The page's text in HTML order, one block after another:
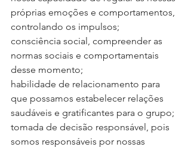
próprias emoções e comportamentos,
controlando os impulsos;
consciência social, compreender as
normas sociais e comportamentais
desse momento;
habilidade de relacionamento para
que possamos estabelecer relações
saudáveis e gratificantes para o grupo;
tomada de decisão responsável, pois
somos responsáveis por nossas